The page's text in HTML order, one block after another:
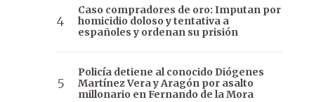
Caso compradores de oro: Imputan por
homicidio doloso y tentativa a
españoles y ordenan su prisión
Policía detiene al conocido Diógenes
Martínez Vera y Aragón por asalto
millonario en Fernando de la Mora